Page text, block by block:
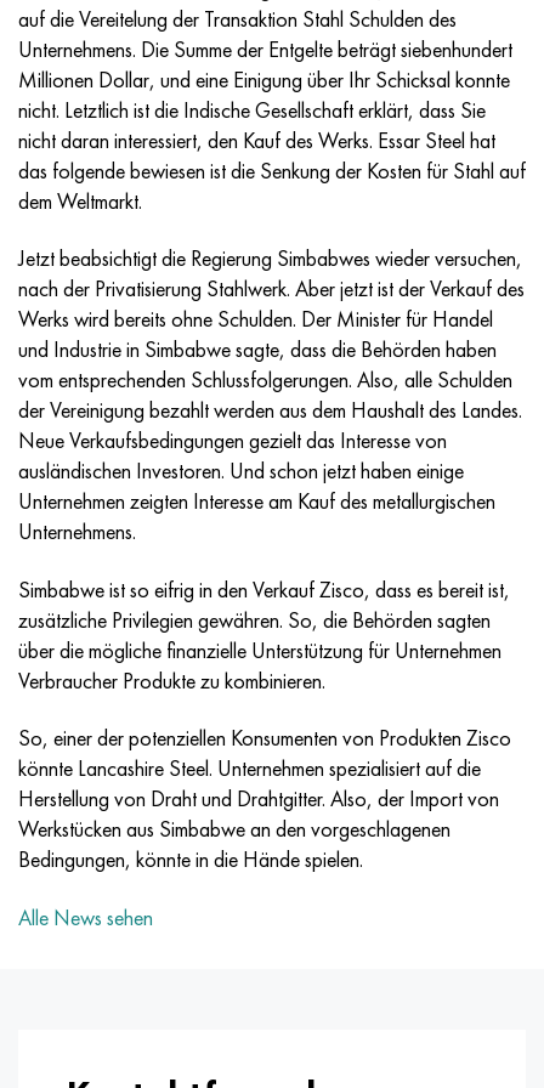
auf die Vereitelung der Transaktion Stahl Schulden des
Unternehmens. Die Summe der Entgelte beträgt siebenhundert
Millionen Dollar, und eine Einigung über Ihr Schicksal konnte
nicht. Letztlich ist die Indische Gesellschaft erklärt, dass Sie
nicht daran interessiert, den Kauf des Werks. Essar Steel hat
das folgende bewiesen ist die Senkung der Kosten für Stahl auf
dem Weltmarkt.
Jetzt beabsichtigt die Regierung Simbabwes wieder versuchen,
nach der Privatisierung Stahlwerk. Aber jetzt ist der Verkauf des
Werks wird bereits ohne Schulden. Der Minister für Handel
und Industrie in Simbabwe sagte, dass die Behörden haben
vom entsprechenden Schlussfolgerungen. Also, alle Schulden
der Vereinigung bezahlt werden aus dem Haushalt des Landes.
Neue Verkaufsbedingungen gezielt das Interesse von
ausländischen Investoren. Und schon jetzt haben einige
Unternehmen zeigten Interesse am Kauf des metallurgischen
Unternehmens.
Simbabwe ist so eifrig in den Verkauf Zisco, dass es bereit ist,
zusätzliche Privilegien gewähren. So, die Behörden sagten
über die mögliche finanzielle Unterstützung für Unternehmen
Verbraucher Produkte zu kombinieren.
So, einer der potenziellen Konsumenten von Produkten Zisco
könnte Lancashire Steel. Unternehmen spezialisiert auf die
Herstellung von Draht und Drahtgitter. Also, der Import von
Werkstücken aus Simbabwe an den vorgeschlagenen
Bedingungen, könnte in die Hände spielen.
Alle News sehen
Incotherm
Incotest
Jethete M152
Kobalt 6B
Martensitaushärtung 250
Renee 41
Martensitaushärtung 300
Martensitaushärtung 350
MP35N
Multimet n155
Nicrofer 5923 hMo
Nicrofer 6030
Nitronic 40
Nitronic 50
Nitronic 60
47ND
47NHR
49KF
49K2F/49K2FA-VI
50H
50NP
50NHS
52H
52K12F
68NHVKTYU
79NM
80NM
80NMV-VI
80NHS
81NMA
HN62VMYUT
HN62MVKYU
HN63MB
HN65VM
HN65VMTYU
HN67MVTYU
HN68VKTYU
HN68VMTYUK-VD
HN70VMTYU
HN70YU
HN75MBTYU
HN75TBYU
HN77TYU
HN77TYUR
HN78T
VT-35
PT-1M
PT-3V
PT-7M
2V
SPT-2 Schweißdraht
AT3
3М
TL3
TL5
AT-6
TS-6
Titan 14
SP-17
Titan 40
1.4466 - aisi 310MoLn
Legierung Al6xn
15-7Ph® - 1.4532
PH 13-8 Mo - 1.4534
1.4542 - 17-4Ph®.
Custom 455® - 1.4543 - uns s45500
1.4545 - 15-5Ph®
1.4548 - 17-4Ph®.
1.4550 - aisi 347
1.4570 - aisi303Cu
1.4574 - Legierung PH 15-7 Mo®
1.4580 - aisi 316Cb
1.4597 - aisi 204Cu
Legierung 28 - 1.4563
Legierung 31 - 1.4562
10H17N13М3Т
10H18N18YU4D
11H11N2V2МF
12H18N9Т
13H11N2V2МF
15H11MF
15H12VNMF
15H12N2МVFAB
15H16К5N2МVFAB
18H11МNFB
18H12VMBFR
20H12VNMF
20H3MVF
21NKMT
37H12N8G8МFB
2.0872, CuNi10Fe1Mn, Cw352h
Silicium-Aluminium-Bronze
CW301G, C64200
Siliciumbronze
C65500, CuAl11Fe3
C65620, CuSi3Fe2Zn3
C65100, CuSi1,5
Zinn-Blei-Bronze
c92200, CuSn6Zn4Pb2
Rotmessing
C84400, CuSn2ZnPb
C83600, CuSn5ZnPb
45G2, 45g2, aisi 1144
Baustahl legiert
10g2, 10g2, aisi 1513
12X2H4A,15NiCr13, 1.5752
АS14, 11SMnPb30
20G, 20mn5
20HN3А, aisi 4320, 20hn3a
20HМ, 24CrMo5, 20hm
25HGM, 20CrMo5, 1.7264
30HGS, 30hgs
30HGSA, 30hgsa
30HGSN2A, 30hgsna
30HN2MA, 30CrNiMo8
30HN3A, 31nicr14
34HN3MA, 36NiCrMo16, 35NiCrMo16
R6M5, 1.3343, hs6-5-2, sw7m
R6M5K5, 1.3243, hs6-5-2-5
R6М5F3, 1.3344, hs6-5-3
R9М4К8,1.3207
R12F3, 1.3318, sw12
R18, 1.3355, hs18-0-1, sw18
Kohlenstoffstahl
U10,1.1645, C105W1
11G12, 110G13L, X120Mn12